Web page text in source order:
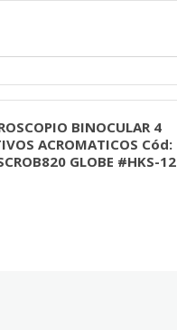
BINOCULAR 4
ACROMATICOS Cód:
GLOBE #HKS-12